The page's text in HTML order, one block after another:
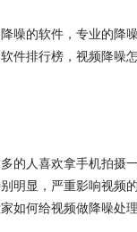
噪的软件，专业的
件排行榜，视频降噪怎
的人喜欢拿手机拍
明显，严重影响视
如何给视频做降噪处